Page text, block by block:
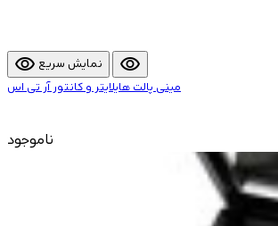
visibility نمایش سریع visibility
مینی پالت هایلایتر و کانتور آر تی اس
ناموجود